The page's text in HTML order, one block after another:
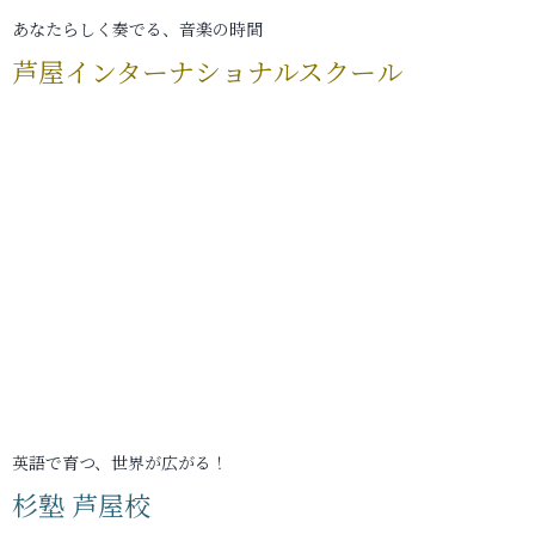
あなたらしく奏でる、音楽の時間
芦屋インターナショナルスクール
英語で育つ、世界が広がる！
杉塾 芦屋校